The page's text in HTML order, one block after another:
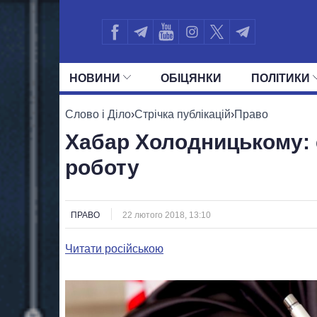
НОВИНИ ОБIЦЯНКИ ПОЛIТИКИ
УСІ ПОЛІТИКИ ПРЕЗИДЕНТ І ОФІС
Слово і Діло›Стрічка публікацій›Право
Хабар Холодницькому:
роботу
ПРАВО 22 лютого 2018, 13:10
Читати російською